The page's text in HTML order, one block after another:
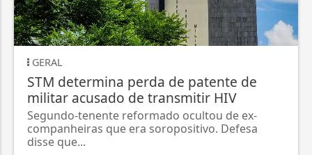
GERAL
STM determina perda de patente de
militar acusado de transmitir HIV
Segundo-tenente reformado ocultou de ex-
companheiras que era soropositivo. Defesa
disse que...